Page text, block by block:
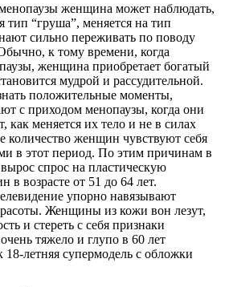
женщина может наблюдать,
“груша”, меняется на тип
сильно переживать по поводу
к тому времени, когда
женщина приобретает богатый
мудрой и рассудительной.
положительные моменты,
с приходом менопаузы, когда они
как меняется их тело и не в силах
количество женщин чувствуют себя
в этот период. По этим причинам в
спрос на пластическую
возрасте от 51 до 64 лет.
упорно навязывают
Женщины из кожи вон лезут,
и стереть с себя признаки
тяжело и глупо в 60 лет
18-летняя супермодель с обложки